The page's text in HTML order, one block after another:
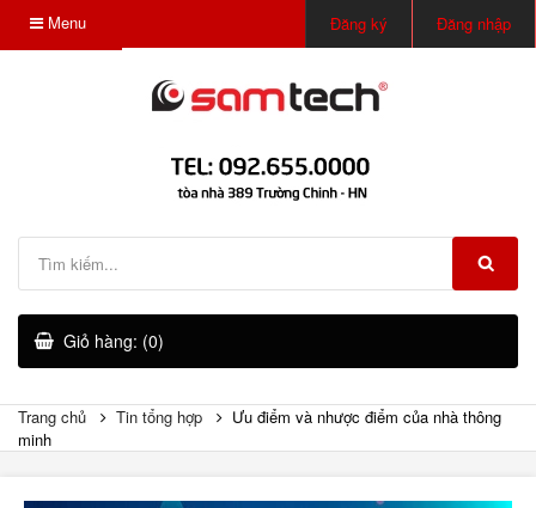
Menu Đăng ký Đăng nhập
Giỏ hàng: (0)
Trang chủ Tin tổng hợp
Ưu điểm và nhược điểm của nhà thông
minh